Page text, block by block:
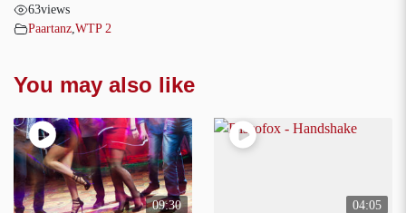
63views
Paartanz WTP 2
You may also like
09:30 04:05